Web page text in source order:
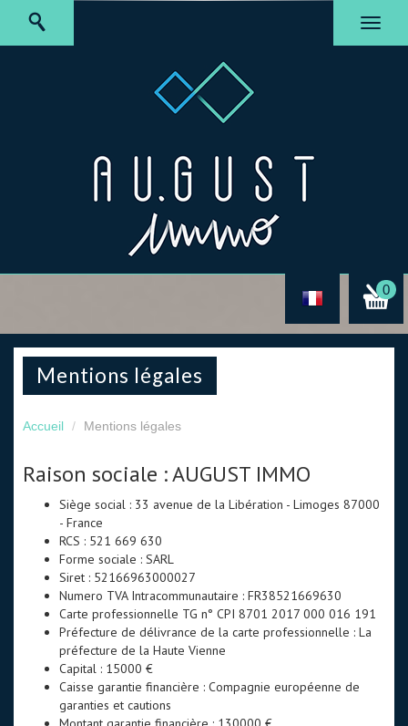
0
mentions légales
Accueil Mentions légales
Raison sociale : AUGUST IMMO
Siège social : 33 avenue de la Libération - Limoges 87000
- France
RCS : 521 669 630
Forme sociale : SARL
Siret : 52166963000027
Numero TVA Intracommunautaire : FR38521669630
Carte professionnelle TG n° CPI 8701 2017 000 016 191
Préfecture de délivrance de la carte professionnelle : La
préfecture de la Haute Vienne
Capital : 15000 €
Caisse garantie financière : Compagnie européenne de
garanties et cautions